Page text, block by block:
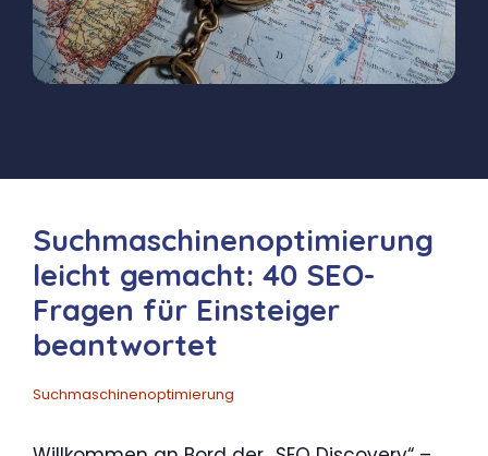
Suchmaschinenoptimierung
leicht gemacht: 40 SEO-
Fragen für Einsteiger
beantwortet
Suchmaschinenoptimierung